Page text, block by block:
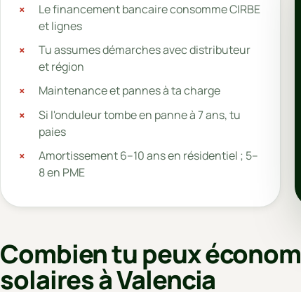
Le financement bancaire consomme CIRBE
et lignes
Tu assumes démarches avec distributeur
et région
Maintenance et pannes à ta charge
Si l'onduleur tombe en panne à 7 ans, tu
paies
Amortissement 6–10 ans en résidentiel ; 5–
8 en PME
Combien tu peux
solaires à Valencia